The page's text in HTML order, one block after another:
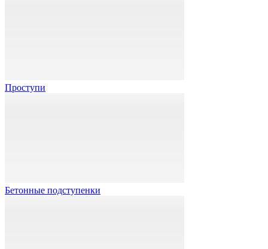
Проступи
Бетонные подступенки